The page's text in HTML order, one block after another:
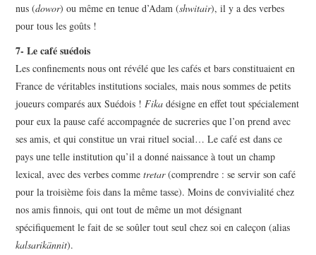
nus (dowor) ou même en tenue d’Adam (shwitair), il y a des verbes
pour tous les goûts !
7- Le café suédois
Les confinements nous ont révélé que les cafés et bars constituaient en
France de véritables institutions sociales, mais nous sommes de petits
joueurs comparés aux Suédois !Fika désigne en effet tout spécialement
pour eux la pause café accompagnée de sucreries que l’on prend avec
ses amis, et qui constitue un vrai rituel social… Le café est dans ce
pays une telle institution qu’il a donné naissance à tout un champ
lexical, avec des verbes commetretar(comprendre : se servir son café
pour la troisième fois dans la même tasse). Moins de convivialité chez
nos amis finnois, qui ont tout de même un mot désignant
spécifiquement le fait de se soûler tout seul chez soi en caleçon (alias
kalsarikännit).